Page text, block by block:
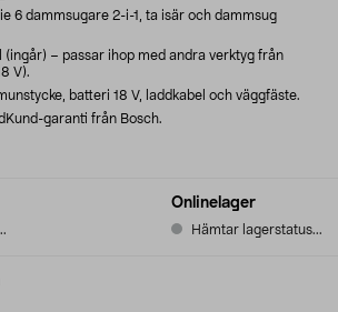
Onlinelager
Hämtar lagerstatus...
6 dammsugare 2-i-1, ta isär och dammsug
(ingår) – passar ihop med andra verktyg från
V).
batteri 18 V, laddkabel och väggfäste.
garanti från Bosch.